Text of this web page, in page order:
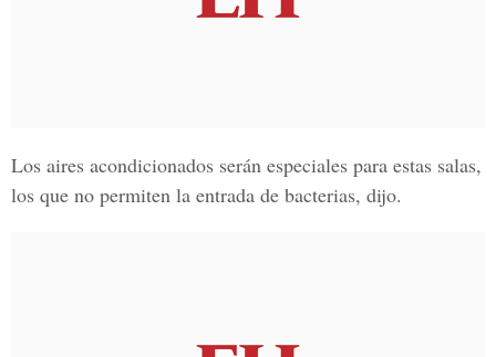
Los aires acondicionados serán especiales para estas salas,
los que no permiten la entrada de bacterias, dijo.